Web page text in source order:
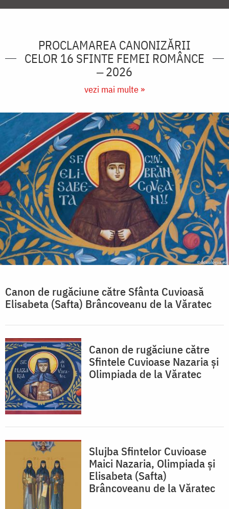
PROCLAMAREA CANONIZĂRII
CELOR 16 SFINTE FEMEI ROMÂNCE
‒ 2026
vezi mai multe »
Canon de rugăciune către Sfânta Cuvioasă
Elisabeta (Safta) Brâncoveanu de la Văratec
Canon de rugăciune către
Sfintele Cuvioase Nazaria și
Olimpiada de la Văratec
Slujba Sfintelor Cuvioase
Maici Nazaria, Olimpiada și
Elisabeta (Safta)
Brâncoveanu de la Văratec